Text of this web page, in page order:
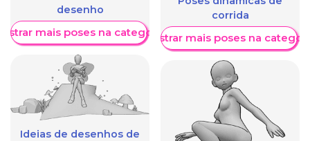
desenho
mais poses na categoria
Ideias de desenhos de
corrida
Mostrar mais poses na